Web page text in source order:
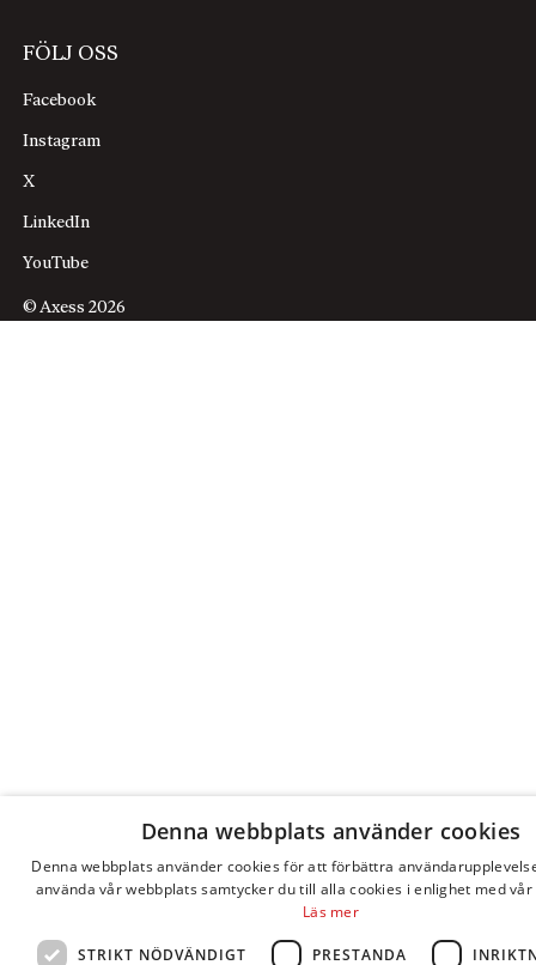
FÖLJ OSS
Facebook
Instagram
X
LinkedIn
YouTube
© Axess 2026
Denna webbplats använder cookies
Denna webbplats använder cookies för att förbättra
använda vår webbplats samtycker du till alla cookies i enlighet med
Läs mer
STRIKT NÖDVÄNDIGT PRESTANDA